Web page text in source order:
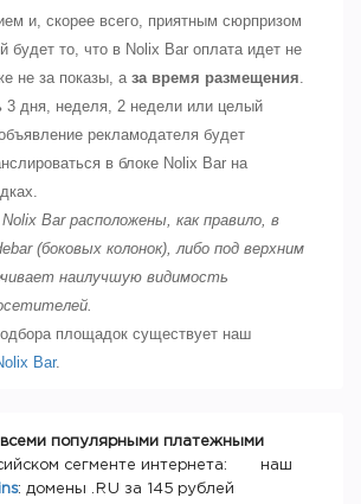
и, скорее всего, приятным сюрпризом
будет то, что в Nolix Bar оплата идет не
не за показы, а за время размещения.
дня, неделя, 2 недели или целый
рекламодателя будет
в блоке Nolix Bar на
Bar расположены, как правило, в
(боковых колонок), либо под верхним
наилучшую видимость
площадок существует наш
Bar.
всеми популярными платежными
сегменте интернета: наш
: домены .RU за 145 рублей